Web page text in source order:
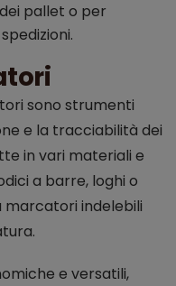
pallet o per
sono strumenti
e la tracciabilità dei
in vari materiali e
a barre, loghi o
marcatori indelebili
e versatili,